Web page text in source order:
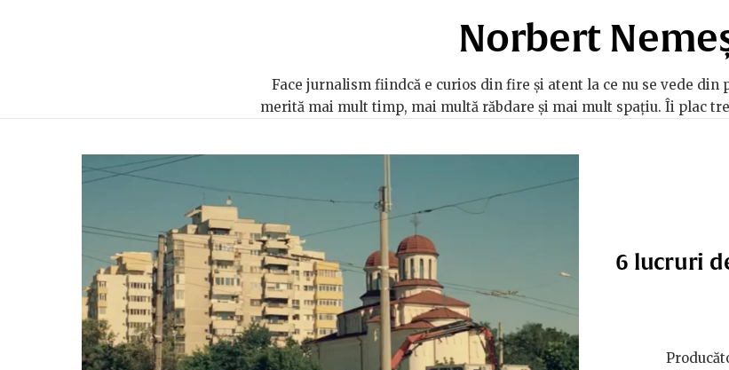
Norbert
Face jurnalism fiindcă e curios din fire și atent la ce nu se vede din
merită mai mult timp, mai multă răbdare și mai mult spațiu. Îi plac
6 lucruri